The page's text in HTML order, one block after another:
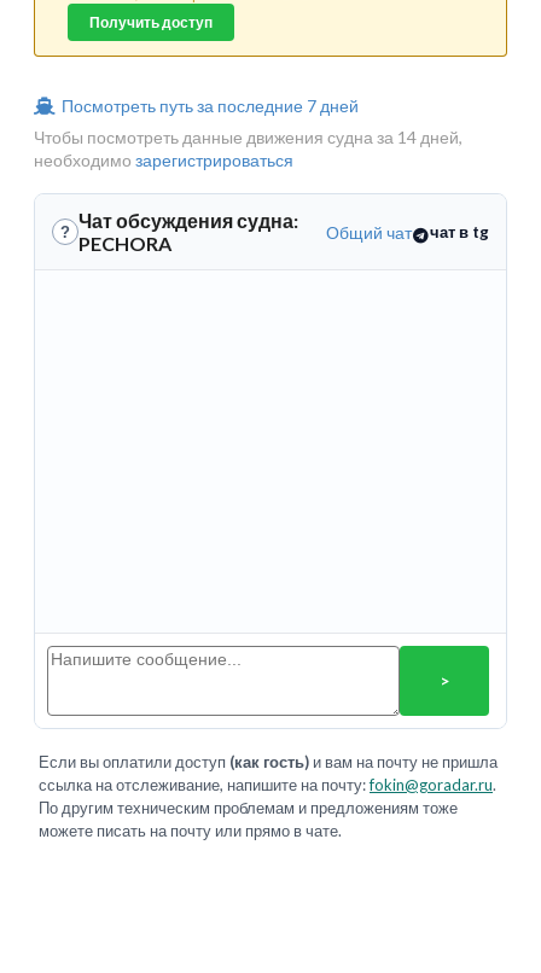
Получить доступ
Посмотреть путь за последние 7 дней
Чтобы посмотреть данные движения судна за 14 дней,
необходимо зарегистрироваться
? Чат обсуждения судна:
PECHORA
Общий чат чат в tg
>
Если вы оплатили доступ (как гость) и вам на почту не пришла
ссылка на отслеживание, напишите на почту:fokin@goradar.ru.
По другим техническим проблемам и предложениям тоже
можете писать на почту или прямо в чате.